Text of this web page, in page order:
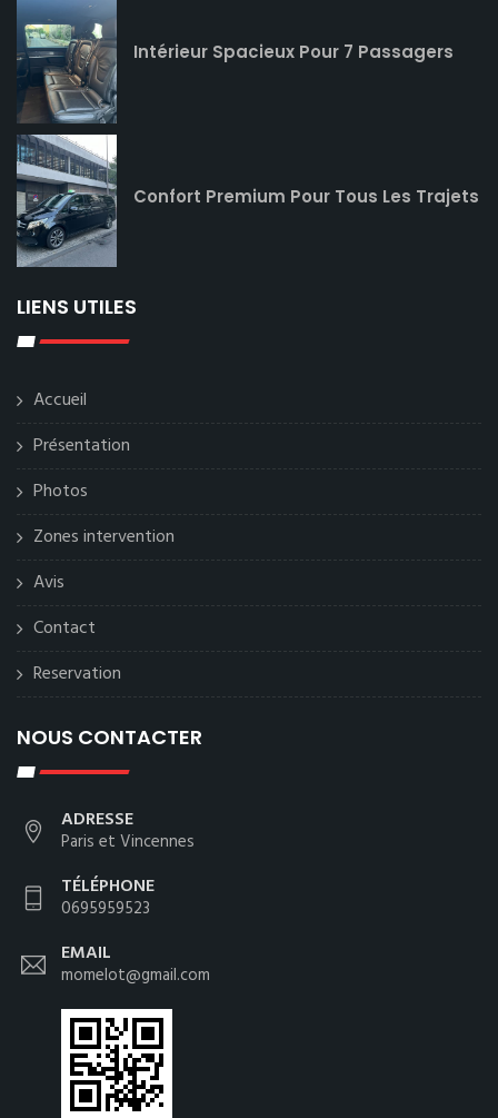
Intérieur Spacieux Pour 7 Passagers
Confort Premium Pour Tous Les Trajets
LIENS UTILES
Accueil
Présentation
Photos
Zones intervention
Avis
Contact
Reservation
NOUS CONTACTER
ADRESSE
Paris et Vincennes
TÉLÉPHONE
0695959523
EMAIL
momelot@gmail.com